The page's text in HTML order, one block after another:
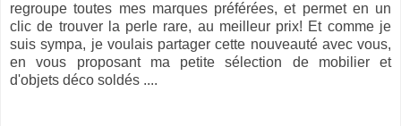
regroupe toutes mes marques préférées, et permet en un
clic de trouver la perle rare, au meilleur prix! Et comme je
suis sympa, je voulais partager cette nouveauté avec vous,
en vous proposant ma petite sélection de mobilier et
d'objets déco soldés ....